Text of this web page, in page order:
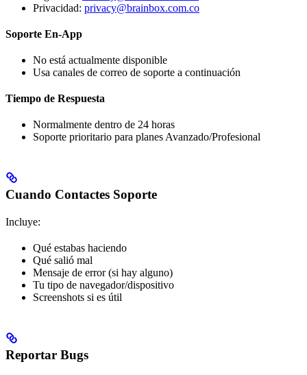
Privacidad: privacy@brainbox.com.co
Soporte En-App
No está actualmente disponible
Usa canales de correo de soporte a continuación
Tiempo de Respuesta
Normalmente dentro de 24 horas
Soporte prioritario para planes Avanzado/Profesional
Cuando Contactes Soporte
Incluye:
Qué estabas haciendo
Qué salió mal
Mensaje de error (si hay alguno)
Tu tipo de navegador/dispositivo
Screenshots si es útil
Reportar Bugs